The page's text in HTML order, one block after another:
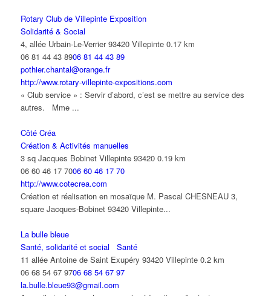
Rotary Club de Villepinte Exposition
Solidarité & Social
4, allée Urbain-Le-Verrier 93420 Villepinte 0.17 km
06 81 44 43 8906 81 44 43 89
pothier.chantal@orange.fr
http://www.rotary-villepinte-expositions.com
« Club service » : Servir d’abord, c’est se mettre au service des
autres. Mme ...
Côté Créa
Création & Activités manuelles
3 sq Jacques Bobinet Villepinte 93420 0.19 km
06 60 46 17 7006 60 46 17 70
http://www.cotecrea.com
Création et réalisation en mosaïque M. Pascal CHESNEAU 3,
square Jacques-Bobinet 93420 Villepinte...
La bulle bleue
Santé, solidarité et social
Santé
11 allée Antoine de Saint Exupéry 93420 Villepinte 0.2 km
06 68 54 67 9706 68 54 67 97
la.bulle.bleue93@gmail.com